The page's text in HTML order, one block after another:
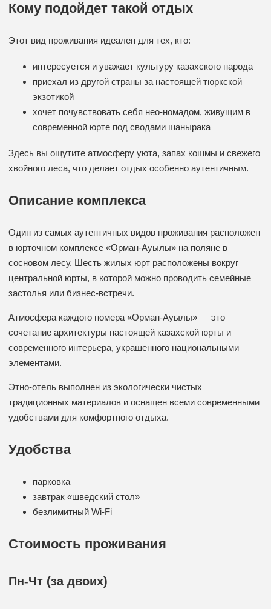
Кому подойдет такой отдых
Этот вид проживания идеален для тех, кто:
интересуется и уважает культуру казахского народа
приехал из другой страны за настоящей тюркской
экзотикой
хочет почувствовать себя нео-номадом, живущим в
современной юрте под сводами шанырака
Здесь вы ощутите атмосферу уюта, запах кошмы и свежего
хвойного леса, что делает отдых особенно аутентичным.
Описание комплекса
Один из самых аутентичных видов проживания расположен
в юрточном комплексе «Орман-Ауылы» на поляне в
сосновом лесу. Шесть жилых юрт расположены вокруг
центральной юрты, в которой можно проводить семейные
застолья или бизнес-встречи.
Атмосфера каждого номера «Орман-Ауылы» — это
сочетание архитектуры настоящей казахской юрты и
современного интерьера, украшенного национальными
элементами.
Этно-отель выполнен из экологически чистых
традиционных материалов и оснащен всеми современными
удобствами для комфортного отдыха.
Удобства
парковка
завтрак «шведский стол»
безлимитный Wi-Fi
Стоимость проживания
Пн-Чт (за двоих)